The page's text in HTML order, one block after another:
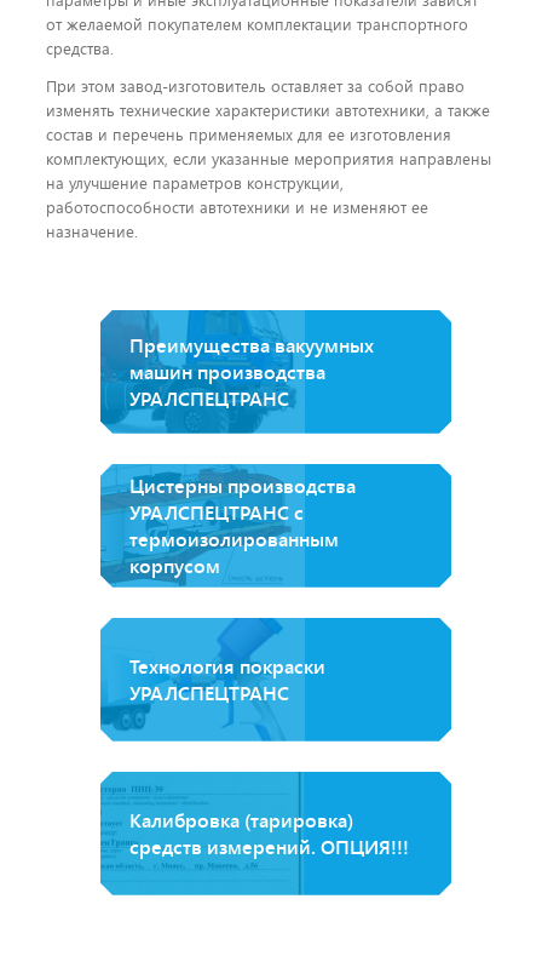
от желаемой покупателем комплектации транспортного
средства.
При этом завод-изготовитель оставляет за собой право
изменять технические характеристики автотехники, а также
состав и перечень применяемых для ее изготовления
комплектующих, если указанные мероприятия направлены
на улучшение параметров конструкции,
работоспособности автотехники и не изменяют ее
назначение.
Преимущества вакуумных
машин производства
УРАЛСПЕЦТРАНС
Цистерны производства
УРАЛСПЕЦТРАНС с
термоизолированным
корпусом
Технология покраски
УРАЛСПЕЦТРАНС
Калибровка (тарировка)
средств измерений. ОПЦИЯ!!!